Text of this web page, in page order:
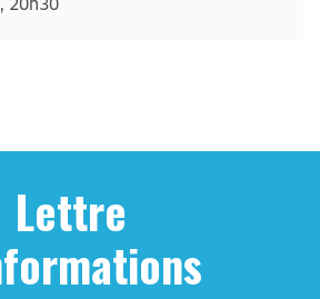
20h30
Lettre